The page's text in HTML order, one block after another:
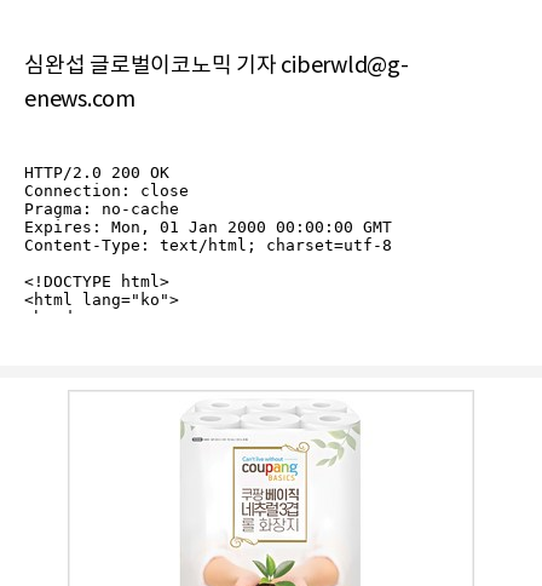
심완섭 글로벌이코노믹 기자 ciberwld@g-
enews.com